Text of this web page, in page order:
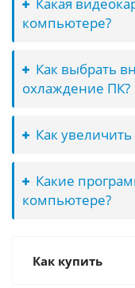
компьютере?
Как выбрать
охлаждение ПК?
Как
Какие
компьютере?
Как купить